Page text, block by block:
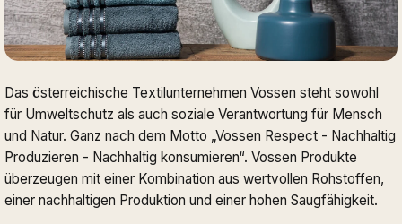
Das österreichische Textilunternehmen Vossen steht sowohl
für Umweltschutz als auch soziale Verantwortung für Mensch
und Natur. Ganz nach dem Motto „Vossen Respect - Nachhaltig
Produzieren - Nachhaltig konsumieren“. Vossen Produkte
überzeugen mit einer Kombination aus wertvollen Rohstoffen,
einer nachhaltigen Produktion und einer hohen Saugfähigkeit.